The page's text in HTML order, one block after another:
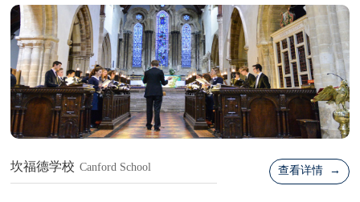
坎福德学校 Canford School 查看详情 →